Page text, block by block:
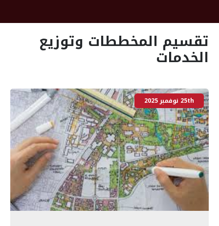
تقسيم المخططات وتوزيع
الخدمات
25th نوفمبر 2025